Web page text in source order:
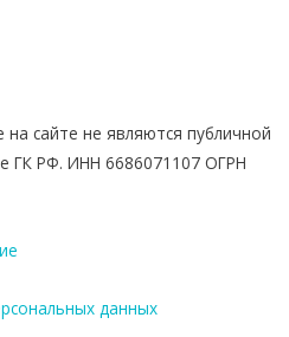
сайте не являются публичной
ГК РФ. ИНН 6686071107 ОГРН
данных